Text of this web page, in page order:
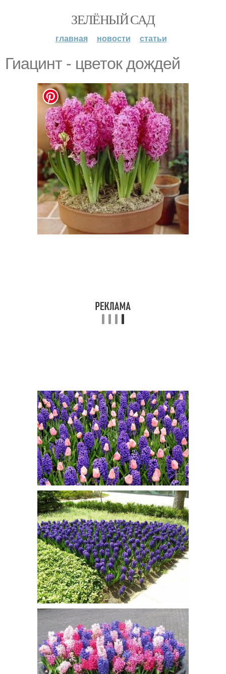
ЗЕЛЁНЫЙ САД
главная новости статьи
Гиацинт - цветок дождей